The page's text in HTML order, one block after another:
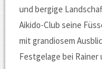
und bergige
Aikido-Club seine
mit grandiosem
Festgelage bei Rainer